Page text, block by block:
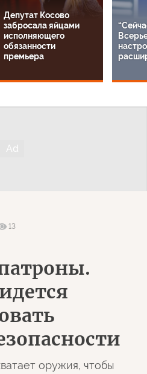
Депутат Косово
забросала яйцами
исполняющего
обязанности
премьера
13
оружия, чтобы